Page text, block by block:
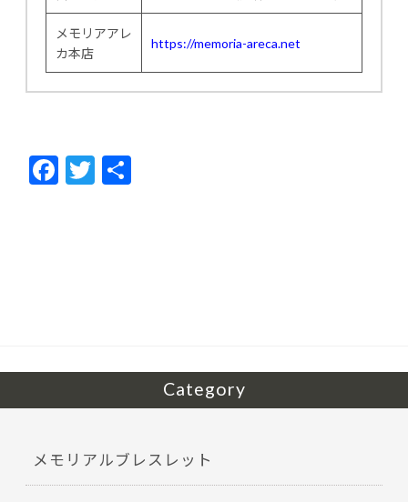
メモリアアレ
カ本店
https://memoria-areca.net
F
ac
T
w
Category
メモリアルブレスレット